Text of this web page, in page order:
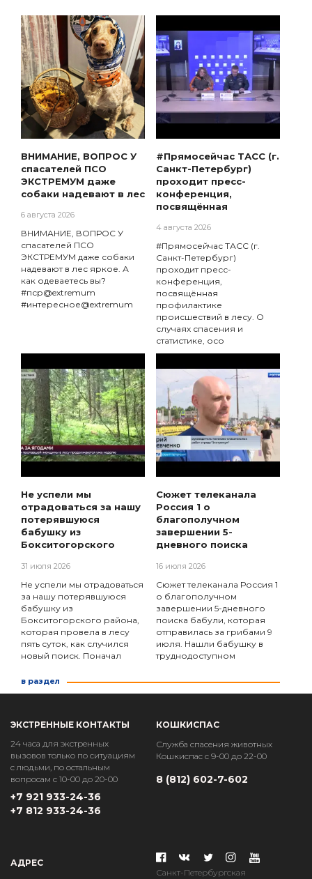
ВНИМАНИЕ, ВОПРОС У
спасателей ПСО
ЭКСТРЕМУМ даже
собаки надевают в лес
6 августа 2026
ВНИМАНИЕ, ВОПРОС У
спасателей ПСО
ЭКСТРЕМУМ даже собаки
надевают в лес яркое. А
как одеваетесь вы?
#пср@extremum
#интересное@extremum
#Прямосейчас ТАСС (г.
Санкт-Петербург)
проходит пресс-
конференция,
посвящённая
4 августа 2026
#Прямосейчас ТАСС (г.
Санкт-Петербург)
проходит пресс-
конференция,
посвящённая
профилактике
происшествий в лесу. О
случаях спасения и
статистике, осо
Не успели мы
отрадоваться за нашу
потерявшуюся
бабушку из
Бокситогорского
31 июля 2026
Не успели мы отрадоваться
за нашу потерявшуюся
бабушку из
Бокситогорского района,
которая провела в лесу
пять суток, как случился
новый поиск. Поначал
Сюжет телеканала
Россия 1 о
благополучном
завершении 5-
дневного поиска
16 июля 2026
Сюжет телеканала Россия 1
о благополучном
завершении 5-дневного
поиска бабули, которая
отправилась за грибами 9
июля. Нашли бабушку в
труднодоступном
в раздел
ЭКСТРЕННЫЕ КОНТАКТЫ
24 часа для экстренных
вызовов только по ситуациям
с людьми, по остальным
вопросам с 10-00 до 20-00
+7 921 933-24-36
+7 812 933-24-36
КОШКИСПАС
Служба спасения животных
Кошкиспас с 9-00 до 22-00
8 (812) 602-7-602
АДРЕС
Санкт-Петербургская